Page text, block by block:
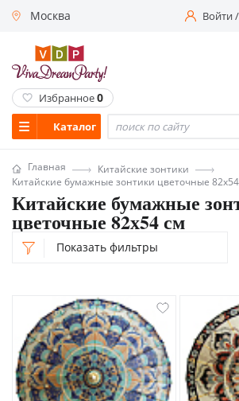
Москва Войти/
Каталог
Избранное0
Главная
Китайские зонтики
Китайские бумажные зонтики цветочные
Китайские бумажные
цветочные 82х54 см
Показать фильтры